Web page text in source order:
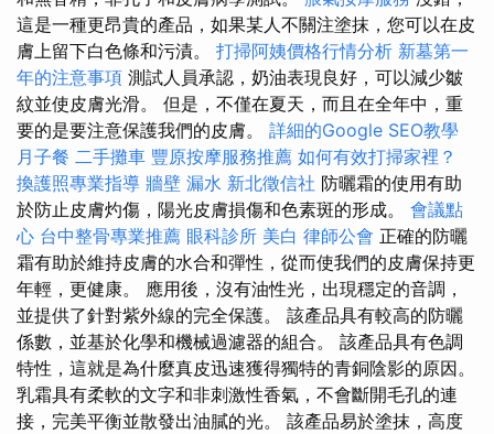
這是一種更昂貴的產品，如果某人不關注塗抹，您可以在皮
膚上留下白色條和污漬。 打掃阿姨價格行情分析 新墓第一
年的注意事項 測試人員承認，奶油表現良好，可以減少皺
紋並使皮膚光滑。 但是，不僅在夏天，而且在全年中，重
要的是要注意保護我們的皮膚。 詳細的Google SEO教學
月子餐 二手攤車 豐原按摩服務推薦 如何有效打掃家裡？
換護照專業指導 牆壁 漏水 新北徵信社 防曬霜的使用有助
於防止皮膚灼傷，陽光皮膚損傷和色素斑的形成。 會議點
心 台中整骨專業推薦 眼科診所 美白 律師公會 正確的防曬
霜有助於維持皮膚的水合和彈性，從而使我們的皮膚保持更
年輕，更健康。 應用後，沒有油性光，出現穩定的音調，
並提供了針對紫外線的完全保護。 該產品具有較高的防曬
係數，並基於化學和機械過濾器的組合。 該產品具有色調
特性，這就是為什麼真皮迅速獲得獨特的青銅陰影的原因。
乳霜具有柔軟的文字和非刺激性香氣，不會斷開毛孔的連
接，完美平衡並散發出油膩的光。 該產品易於塗抹，高度